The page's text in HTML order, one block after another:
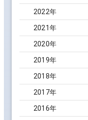
2022年
2021年
2020年
2019年
2018年
2017年
2016年